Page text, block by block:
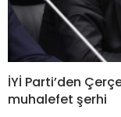
İYİ Parti’den
muhalefet şerhi